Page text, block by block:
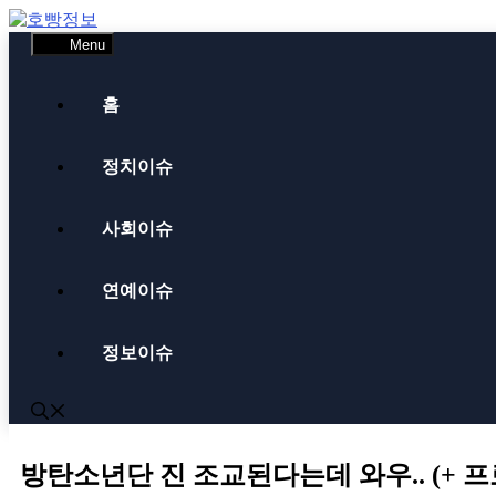
Skip
to
content
Menu
홈
정치이슈
사회이슈
연예이슈
정보이슈
방탄소년단 진 조교된다는데 와우.. (+